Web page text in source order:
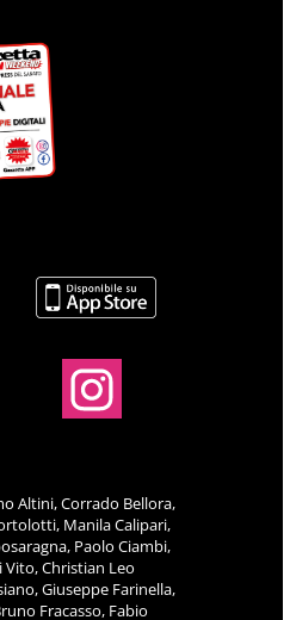
Altini, Corrado Bellora,
Manila Calipari,
Paolo Ciambi,
Christian Leo
Giuseppe Farinella,
Fracasso, Fabio